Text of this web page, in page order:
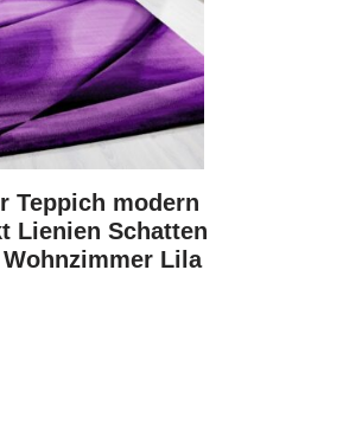
Teppich modern
Lienien Schatten
Lila